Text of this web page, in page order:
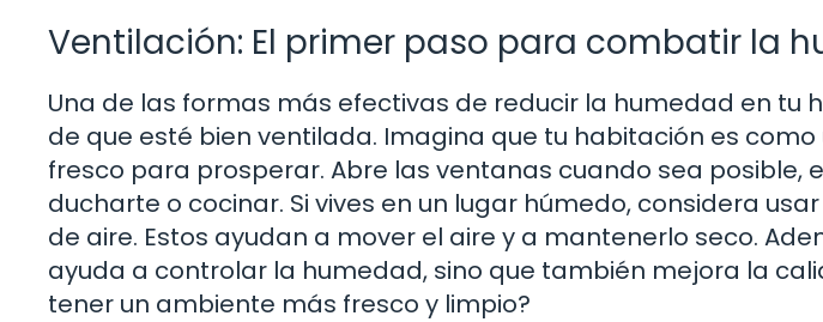
Ventilación: El primer paso para combatir la
Una de las formas más efectivas de reducir la humedad en tu
de que esté bien ventilada. Imagina que tu habitación es
fresco para prosperar. Abre las ventanas cuando sea posible,
ducharte o cocinar. Si vives en un lugar húmedo, considera
de aire. Estos ayudan a mover el aire y a mantenerlo seco.
ayuda a controlar la humedad, sino que también mejora la
tener un ambiente más fresco y limpio?